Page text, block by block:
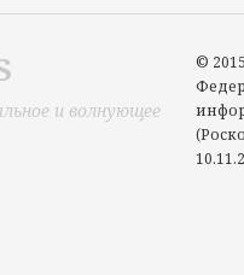
и волнующее
©